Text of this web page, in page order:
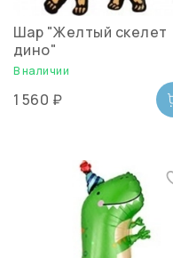
Шар "Желтый скелет
дино"
В наличии
1 560 ₽